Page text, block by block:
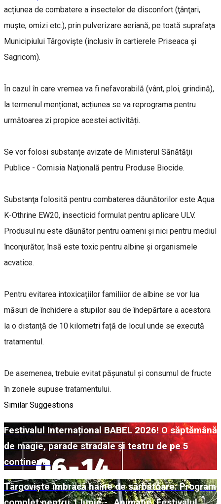
acțiunea de combatere a insectelor de disconfort (ţânţari,
muşte, omizi etc.), prin pulverizare aeriană, pe toată suprafaţa
Municipiului Târgovişte (inclusiv în cartierele Priseaca şi
Sagricom).
În cazul în care vremea va fi nefavorabilă (vânt, ploi, grindină),
la termenul menționat, acțiunea se va reprograma pentru
următoarea zi propice acestei activități.
Se vor folosi substanțe avizate de Ministerul Sănătăţii
Publice - Comisia Naţională pentru Produse Biocide.
Substanţa folosită pentru combaterea dăunătorilor este Aqua
K-Othrine EW20, insecticid formulat pentru aplicare ULV.
Produsul nu este dăunător pentru oameni și nici pentru mediul
înconjurător, însă este toxic pentru albine și organismele
acvatice.
Pentru evitarea intoxicațiilor familiior de albine se vor lua
măsuri de închidere a stupilor sau de îndepărtare a acestora
la o distanță de 10 kilometri față de locul unde se execută
tratamentul.
De asemenea, trebuie evitat pășunatul și consumul de fructe
în zonele supuse tratamentului.
Similar Suggestions
Festivalul Internațional BABEL 2026! O săptămână
de magie, parade stradale și teatru de pe 5
continente
Târgoviște îmbracă haine de sărbătoare: Program